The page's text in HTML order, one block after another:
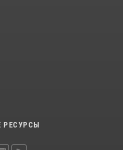
РЕСУРСЫ